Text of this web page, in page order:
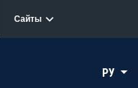
Сайты
РУ